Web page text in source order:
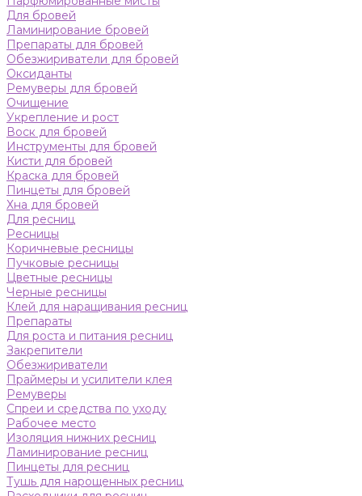
Для бровей
Ламинирование бровей
Препараты для бровей
Обезжириватели для бровей
Оксиданты
Ремуверы для бровей
Очищение
Укрепление и рост
Воск для бровей
Инструменты для бровей
Кисти для бровей
Краска для бровей
Пинцеты для бровей
Хна для бровей
Для ресниц
Ресницы
Коричневые ресницы
Пучковые ресницы
Цветные ресницы
Черные ресницы
Клей для наращивания ресниц
Препараты
Для роста и питания ресниц
Закрепители
Обезжириватели
Праймеры и усилители клея
Ремуверы
Спреи и средства по уходу
Рабочее место
Изоляция нижних ресниц
Ламинирование ресниц
Пинцеты для ресниц
Тушь для нарощенных ресниц